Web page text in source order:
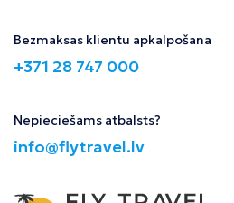
Bezmaksas klientu apkalpošana
+371 28 747 000
Nepieciešams atbalsts?
info@flytravel.lv